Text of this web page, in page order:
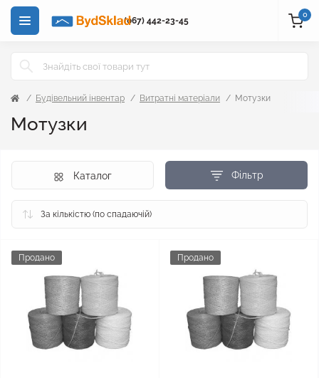
(067) 442-23-45
0
Будівельний інвентар Витратні матеріали Мотузки
Мотузки
Фільтр
Каталог
Продано Продано